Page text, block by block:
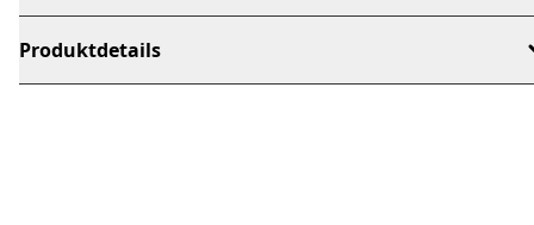
Produktdetails